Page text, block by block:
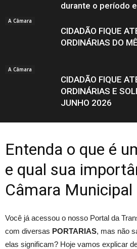
durante o período
A Câmara
CIDADÃO FIQUE
ORDINÁRIAS DO
A Câmara
CIDADÃO FIQUE
ORDINÁRIAS E
JUNHO 2026
Entenda o que é
e qual sua
Câmara Municipal
Você já acessou o nosso Portal da
com diversas PORTARIAS, mas não
elas significam? Hoje vamos explicar